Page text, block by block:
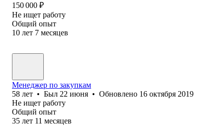
150 000 ₽
Не ищет работу
Общий опыт
10 лет 7 месяцев
Менеджер по закупкам
58 лет • Был 22 июня • Обновлено 16 октября 2019
Не ищет работу
Общий опыт
35 лет 11 месяцев